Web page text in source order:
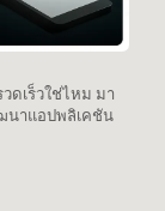
ดเร็วใช่ไหม มา
นาแอปพลิเคชัน